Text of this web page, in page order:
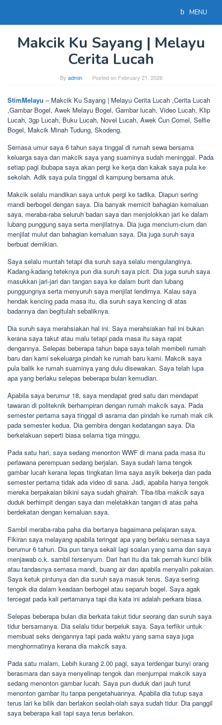
content
MENU
Makcik Ku Sayang | Melayu
Cerita Lucah
By admin Posted on February 21, 2026
StimMelayu – Makcik Ku Sayang | Melayu Cerita Lucah ,Cerita Lucah
,Gambar Bogel, Awek Melayu Bogel, Gambar lucah, Video Lucah, Klip
Lucah, 3gp Lucah, Buku Lucah, Novel Lucah, Awek Cun Comel, Selfie
Bogel, Makcik Minah Tudung, Skodeng.
Semasa umur saya 6 tahun saya tinggal di rumah sewa bersama
keluarga saya dan makcik saya yang suaminya sudah meninggal. Pada
setiap pagi ibubapa saya akan pergi ke kerja dan kakak saya pula ke
sekolah. Adik saya pula tinggal di kampung bersama atuk.
Makcik selalu mandikan saya untuk pergi ke tadika. Diapun sering
mandi berbogel dengan saya. Dia banyak memicit bahagian kemaluan
saya, meraba-raba seluruh badan saya dan menjolokkan jari ke dalam
lubang punggung saya serta menjilatnya. Dia juga mencium-cium dan
menjilat mulut dan bahagian kemaluan saya. Dia juga suruh saya
berbuat demikian.
Saya selalu muntah tetapi dia suruh saya selalu mengulanginya.
Kadang-kadang teteknya pun dia suruh saya picit. Dia juga suruh saya
masukkan jari-jari dan tangan saya ke dalam burit dan lubang
punggungnya serta menyuruh saya menjilat lendirnya. Kalau saya
hendak kencing pada masa itu, dia suruh saya kencing di atas
badannya dan begitulah sebaliknya.
Dia suruh saya merahsiakan hal ini. Saya merahsiakan hal ini bukan
kerana saya takut atau malu tetapi pada masa itu saya rapat
dengannya. Selepas beberapa tahun bapa saya telah membeli rumah
baru dan kami sekeluarga pindah ke rumah baru kami. Makcik saya
pula balik ke rumah suaminya yang dulu disewakan. Saya telah lupa
apa yang berlaku selepas beberapa bulan kemudian.
Apabila saya berumur 18, saya mendapat gred satu dan mendapat
tawaran di politeknik berhampiran dengan rumah makcik saya. Pada
semester pertama saya tinggal di asrama dan pindah ke rumah mak cik
pada semester kedua. Dia gembira dengan kedatangan saya. Dia
berkelakuan seperti biasa selama tiga minggu.
Pada satu hari, saya sedang menonton WWF di mana pada masa itu
perlawana perempuan sedang berjalan. Saya sudah lama tengok
gambar lucah kerana lepas tingkatan lima saya asyik bekerja dan pada
semester pertama tidak ada video di sana. Jadi, apabila hanya tengok
mereka berpakaian bikini saya sudah ghairah. Tiba-tiba makcik saya
duduk berhimpit dengan saya dan meletakkan tangan di atas paha
berdekatan dengan kemaluan saya.
Sambil meraba-raba paha dia bertanya bagaimana pelajaran saya.
Fikiran saya melayang apabila teringat apa yang berlaku semasa saya
berumur 6 tahun. Dia pun tanya sekali lagi soalan yang sama dan saya
menjawab o.k. sambil tersenyum. Dari hari itu dia tak pernah kunci bilik
atau tandasnya semasa mandi, buang air dan apabila menyalin pakaian.
Saya ketuk pintunya dan dia suruh saya masuk terus. Saya sering
tengok dia dalam keadaan berbogel atau separuh bogel. Saya agak
tercegat pada kali pertamanya tapi dia kata ini adalah perkara biasa.
Selepas beberapa bulan dia berkata takut tidur seorang dan suruh saya
tidur bersamanya. Dia selalu tidur berpeluk saya. Saya terfikir untuk
membuat seks dengannya tapi pada waktu yang sama saya juga
menghormatinya kerana dia makcik saya.
Pada satu malam, Lebih kurang 2.00 pagi, saya terdengar bunyi orang
berasmara dan saya menyelinap tengok dan menjumpai makcik saya
sedang menonton gambar lucah. Saya pun duduk dari jauh turut
menonton gambar itu tanpa pengetahuannya. Apabila dia tutup saya
terus lari ke bilik dan berlakon seolah-olah saya sudah tidur. Dia panggil
saya beberapa kali tapi saya terus berlakon.